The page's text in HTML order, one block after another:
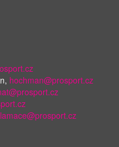
hochman@prosport.cz